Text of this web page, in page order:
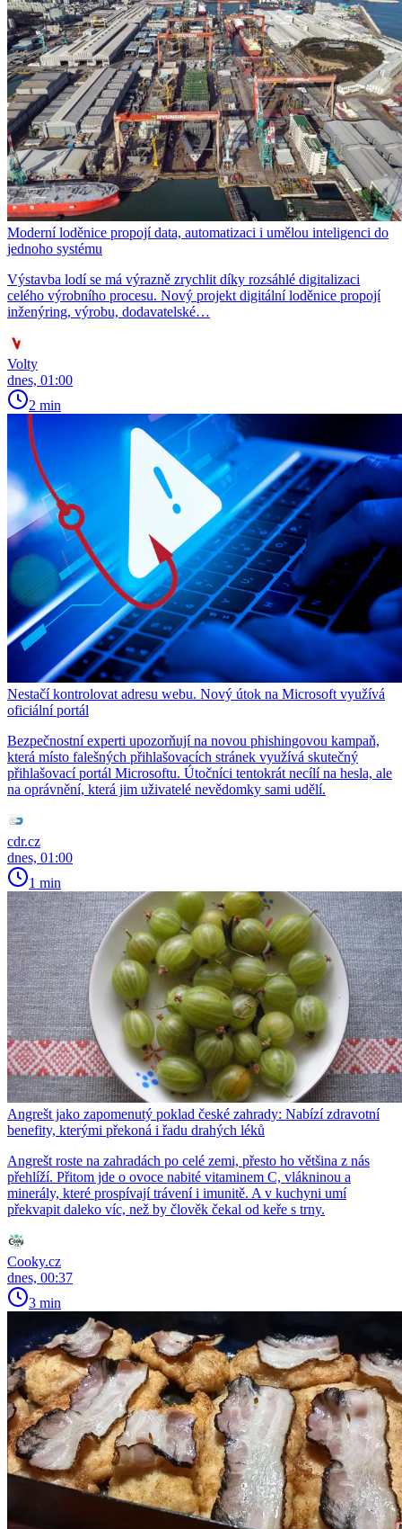
Moderní loděnice propojí data, automatizaci i umělou inteligenci do
jednoho systému
Výstavba lodí se má výrazně zrychlit díky rozsáhlé digitalizaci
celého výrobního procesu. Nový projekt digitální loděnice propojí
inženýring, výrobu, dodavatelské…
Volty
dnes, 01:00
2 min
Nestačí kontrolovat adresu webu. Nový útok na Microsoft využívá
oficiální portál
Bezpečnostní experti upozorňují na novou phishingovou kampaň,
která místo falešných přihlašovacích stránek využívá skutečný
přihlašovací portál Microsoftu. Útočníci tentokrát necílí na hesla, ale
na oprávnění, která jim uživatelé nevědomky sami udělí.
cdr.cz
dnes, 01:00
1 min
Angrešt jako zapomenutý poklad české zahrady: Nabízí zdravotní
benefity, kterými překoná i řadu drahých léků
Angrešt roste na zahradách po celé zemi, přesto ho většina z nás
přehlíží. Přitom jde o ovoce nabité vitaminem C, vlákninou a
minerály, které prospívají trávení i imunitě. A v kuchyni umí
překvapit daleko víc, než by člověk čekal od keře s trny.
Cooky.cz
dnes, 00:37
3 min